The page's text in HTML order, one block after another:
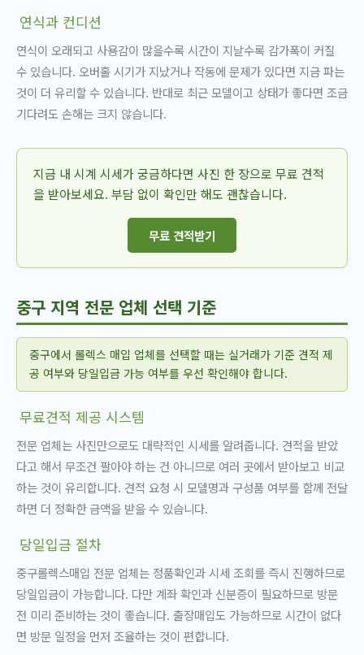
연식과 컨디션
연식이 오래되고 사용감이 많을수록 시간이 지날수록 감가폭이 커질
수 있습니다. 오버홀 시기가 지났거나 작동에 문제가 있다면 지금 파는
것이 더 유리할 수 있습니다. 반대로 최근 모델이고 상태가 좋다면 조금
기다려도 손해는 크지 않습니다.
지금 내 시계 시세가 궁금하다면 사진 한 장으로 무료 견적
을 받아보세요. 부담 없이 확인만 해도 괜찮습니다.
무료 견적받기
중구 지역 전문 업체 선택 기준
중구에서 롤렉스 매입 업체를 선택할 때는 실거래가 기준 견적 제
공 여부와 당일입금 가능 여부를 우선 확인해야 합니다.
무료견적 제공 시스템
전문 업체는 사진만으로도 대략적인 시세를 알려줍니다. 견적을 받았
다고 해서 무조건 팔아야 하는 건 아니므로 여러 곳에서 받아보고 비교
하는 것이 유리합니다. 견적 요청 시 모델명과 구성품 여부를 함께 전달
하면 더 정확한 금액을 받을 수 있습니다.
당일입금 절차
중구롤렉스매입 전문 업체는 정품확인과 시세 조회를 즉시 진행하므로
당일입금이 가능합니다. 다만 계좌 확인과 신분증이 필요하므로 방문
전 미리 준비하는 것이 좋습니다. 출장매입도 가능하므로 시간이 없다
면 방문 일정을 먼저 조율하는 것이 편합니다.